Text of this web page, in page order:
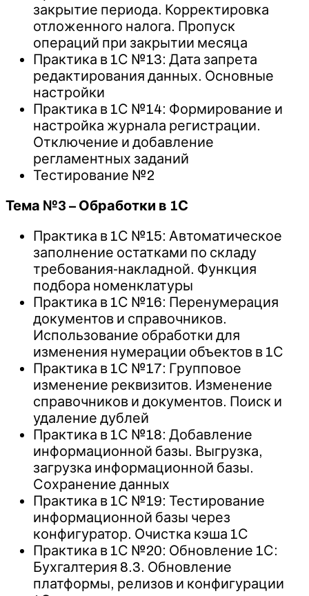
закрытие периода. Корректировка
отложенного налога. Пропуск
операций при закрытии месяца
Практика в 1С №13: Дата запрета
редактирования данных. Основные
настройки
Практика в 1С №14: Формирование и
настройка журнала регистрации.
Отключение и добавление
регламентных заданий
Тестирование №2
Тема №3 – Обработки в 1С
Практика в 1С №15: Автоматическое
заполнение остатками по складу
требования-накладной. Функция
подбора номенклатуры
Практика в 1С №16: Перенумерация
документов и справочников.
Использование обработки для
изменения нумерации объектов в 1С
Практика в 1С №17: Групповое
изменение реквизитов. Изменение
справочников и документов. Поиск и
удаление дублей
Практика в 1С №18: Добавление
информационной базы. Выгрузка,
загрузка информационной базы.
Сохранение данных
Практика в 1С №19: Тестирование
информационной базы через
конфигуратор. Очистка кэша 1С
Практика в 1С №20: Обновление 1С:
Бухгалтерия 8.3. Обновление
платформы, релизов и конфигурации